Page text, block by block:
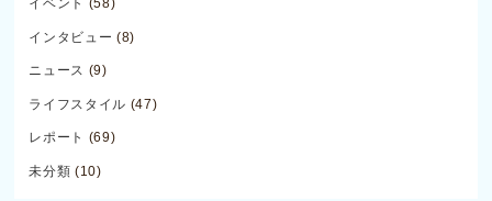
イベント (58)
インタビュー (8)
ニュース (9)
ライフスタイル (47)
レポート (69)
未分類 (10)